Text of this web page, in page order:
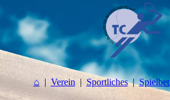
⌂ Verein Sportliches